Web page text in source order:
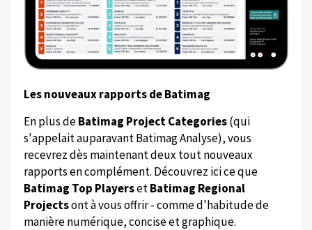
Les nouveaux rapports de Batimag
En plus deBatimag Project Categories(qui
s'appelait auparavant Batimag Analyse), vous
recevrez dès maintenant deux tout nouveaux
rapports en complément. Découvrez ici ce que
Batimag Top PlayersetBatimag Regional
Projectsont à vous offrir - comme d'habitude de
manière numérique, concise et graphique.